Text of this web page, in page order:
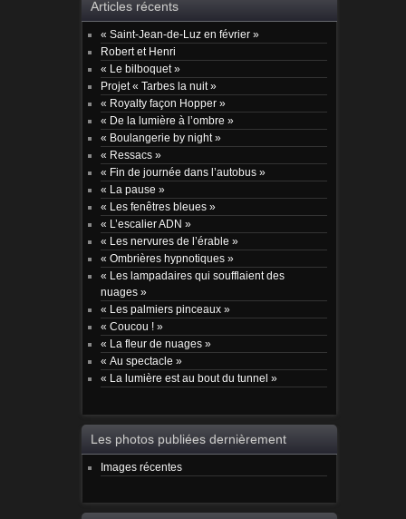
Articles récents
« Saint-Jean-de-Luz en février »
Robert et Henri
« Le bilboquet »
Projet « Tarbes la nuit »
« Royalty façon Hopper »
« De la lumière à l’ombre »
« Boulangerie by night »
« Ressacs »
« Fin de journée dans l’autobus »
« La pause »
« Les fenêtres bleues »
« L’escalier ADN »
« Les nervures de l’érable »
« Ombrières hypnotiques »
« Les lampadaires qui soufflaient des
nuages »
« Les palmiers pinceaux »
« Coucou ! »
« La fleur de nuages »
« Au spectacle »
« La lumière est au bout du tunnel »
Les photos publiées dernièrement
Images récentes